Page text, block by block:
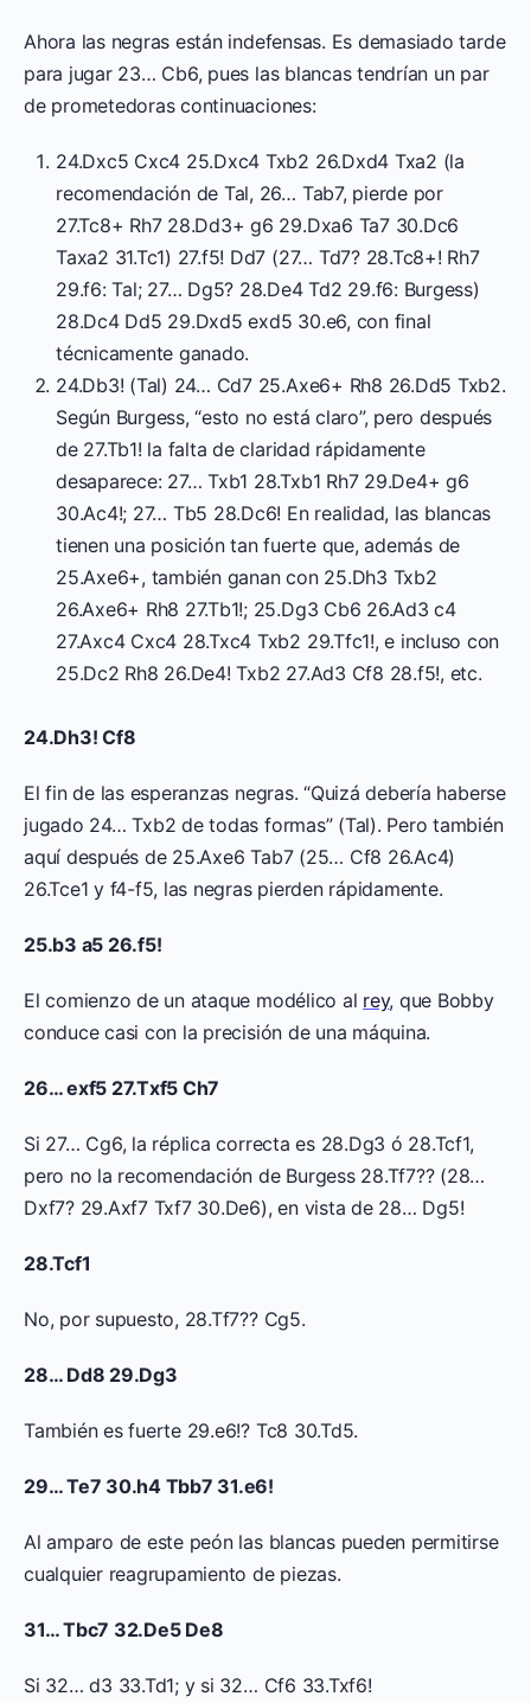
Ahora las negras están indefensas. Es demasiado tarde
para jugar 23… Cb6, pues las blancas tendrían un par
de prometedoras continuaciones:
24.Dxc5 Cxc4 25.Dxc4 Txb2 26.Dxd4 Txa2 (la
recomendación de Tal, 26… Tab7, pierde por
27.Tc8+ Rh7 28.Dd3+ g6 29.Dxa6 Ta7 30.Dc6
Taxa2 31.Tc1) 27.f5! Dd7 (27… Td7? 28.Tc8+! Rh7
29.f6: Tal; 27… Dg5? 28.De4 Td2 29.f6: Burgess)
28.Dc4 Dd5 29.Dxd5 exd5 30.e6, con final
técnicamente ganado.
24.Db3! (Tal) 24… Cd7 25.Axe6+ Rh8 26.Dd5 Txb2.
Según Burgess, “esto no está claro”, pero después
de 27.Tb1! la falta de claridad rápidamente
desaparece: 27… Txb1 28.Txb1 Rh7 29.De4+ g6
30.Ac4!; 27… Tb5 28.Dc6! En realidad, las blancas
tienen una posición tan fuerte que, además de
25.Axe6+, también ganan con 25.Dh3 Txb2
26.Axe6+ Rh8 27.Tb1!; 25.Dg3 Cb6 26.Ad3 c4
27.Axc4 Cxc4 28.Txc4 Txb2 29.Tfc1!, e incluso con
25.Dc2 Rh8 26.De4! Txb2 27.Ad3 Cf8 28.f5!, etc.
24.Dh3! Cf8
El fin de las esperanzas negras. “Quizá debería haberse
jugado 24… Txb2 de todas formas” (Tal). Pero también
aquí después de 25.Axe6 Tab7 (25… Cf8 26.Ac4)
26.Tce1 y f4-f5, las negras pierden rápidamente.
25.b3 a5 26.f5!
El comienzo de un ataque modélico al rey, que Bobby
conduce casi con la precisión de una máquina.
26… exf5 27.Txf5 Ch7
Si 27… Cg6, la réplica correcta es 28.Dg3 ó 28.Tcf1,
pero no la recomendación de Burgess 28.Tf7?? (28…
Dxf7? 29.Axf7 Txf7 30.De6), en vista de 28… Dg5!
28.Tcf1
No, por supuesto, 28.Tf7?? Cg5.
28… Dd8 29.Dg3
También es fuerte 29.e6!? Tc8 30.Td5.
29… Te7 30.h4 Tbb7 31.e6!
Al amparo de este peón las blancas pueden permitirse
cualquier reagrupamiento de piezas.
31… Tbc7 32.De5 De8
Si 32… d3 33.Td1; y si 32… Cf6 33.Txf6!